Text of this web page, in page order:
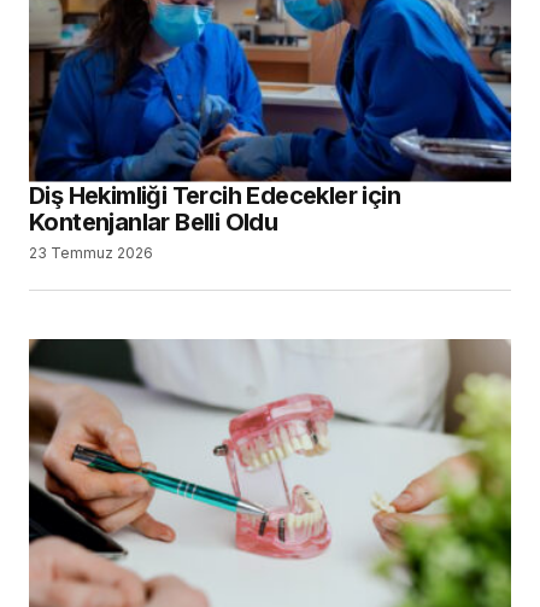
Diş Hekimliği Tercih Edecekler için
Kontenjanlar Belli Oldu
23 Temmuz 2026